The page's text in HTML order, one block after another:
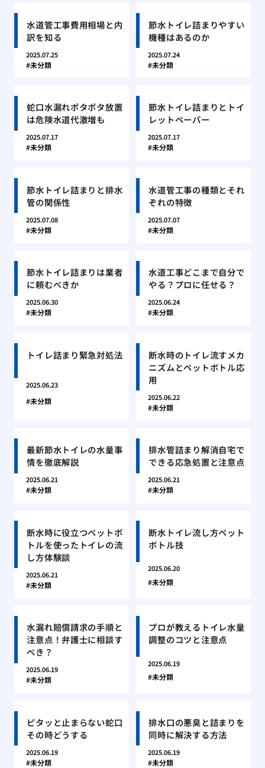
水道管工事費用相場と内
訳を知る
2025.07.25
未分類
節水トイレ詰まりやすい
機種はあるのか
2025.07.24
未分類
蛇口水漏れポタポタ放置
は危険水道代激増も
2025.07.17
未分類
節水トイレ詰まりとトイ
レットペーパー
2025.07.17
未分類
節水トイレ詰まりと排水
管の関係性
2025.07.08
未分類
水道管工事の種類とそれ
ぞれの特徴
2025.07.07
未分類
節水トイレ詰まりは業者
に頼むべきか
2025.06.30
未分類
水道工事どこまで自分で
やる？プロに任せる？
2025.06.24
未分類
トイレ詰まり緊急対処法
2025.06.23
未分類
断水時のトイレ流すメカ
ニズムとペットボトル応
用
2025.06.22
未分類
最新節水トイレの水量事
情を徹底解説
2025.06.21
未分類
排水管詰まり解消自宅で
できる応急処置と注意点
2025.06.21
未分類
断水時に役立つペットボ
トルを使ったトイレの流
し方体験談
2025.06.21
未分類
断水トイレ流し方ペット
ボトル技
2025.06.20
未分類
水漏れ賠償請求の手順と
注意点！弁護士に相談す
べき？
2025.06.19
未分類
プロが教えるトイレ水量
調整のコツと注意点
2025.06.19
未分類
ピタッと止まらない蛇口
その時どうする
2025.06.19
未分類
排水口の悪臭と詰まりを
同時に解決する方法
2025.06.19
未分類